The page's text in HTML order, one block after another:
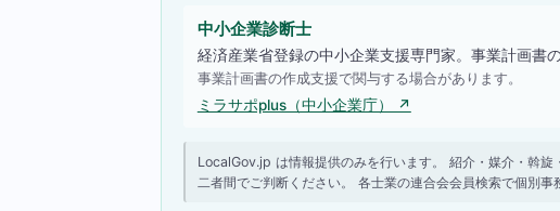
中小企業診断士
経済産業省登録の中小企業支援専門家。事業計画書
事業計画書の作成支援で関与する場合があります。
ミラサポplus（中小企業庁） ↗
LocalGov.jp は情報提供のみを行います。 紹介・媒介・斡
二者間でご判断ください。 各士業の連合会会員検索で個別事